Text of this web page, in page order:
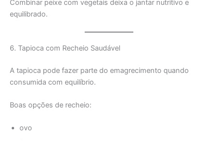
Combinar peixe com vegetais deixa o jantar nutritivo e
equilibrado.
6. Tapioca com Recheio Saudável
A tapioca pode fazer parte do emagrecimento quando
consumida com equilíbrio.
Boas opções de recheio:
ovo